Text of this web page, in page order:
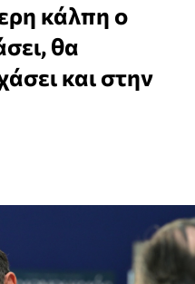
κάλπη ο
θα
και στην